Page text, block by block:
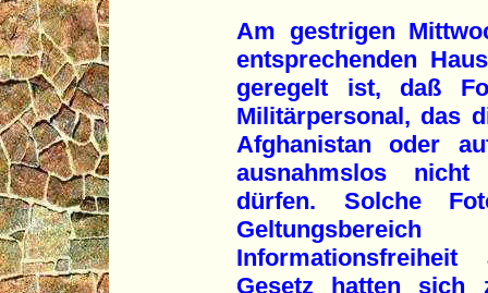
Am gestrigen
entsprechenden
geregelt ist, daß
Militärpersonal, das
Afghanistan oder
ausnahmslos
dürfen. Solche
Gesetz hatten sich